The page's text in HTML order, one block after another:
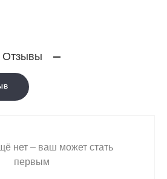
Отзывы
нет – ваш может стать
первым